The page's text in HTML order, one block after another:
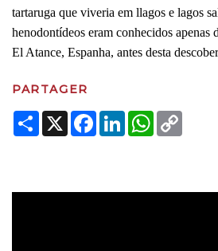
tartaruga que viveria em llagos e lagos
henodontídeos eram conhecidos apenas
El Atance, Espanha, antes desta
PARTAGER
Share
X Facebook
LinkedIn